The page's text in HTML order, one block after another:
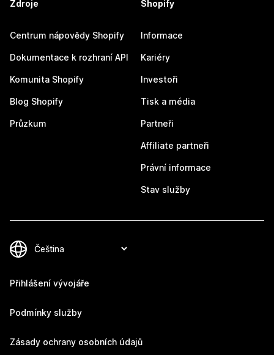
Zdroje
Centrum nápovědy Shopify
Dokumentace k rozhraní API
Komunita Shopify
Blog Shopify
Průzkum
Shopify
Informace
Kariéry
Investoři
Tisk a média
Partneři
Affiliate partneři
Právní informace
Stav služby
Přihlášení vývojáře
Podmínky služby
Zásady ochrany osobních údajů